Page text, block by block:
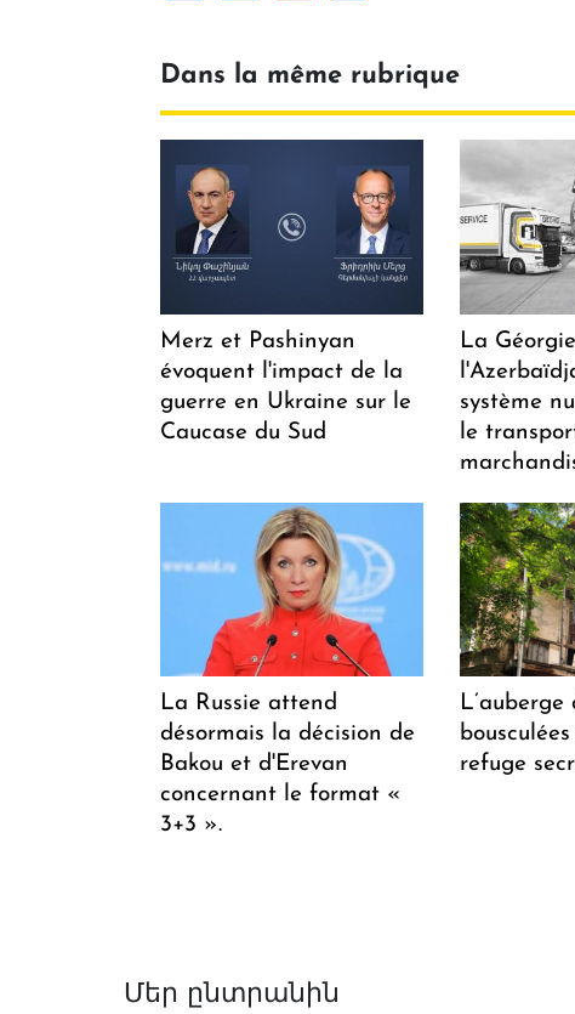
Dans la même rubrique
Merz et Pashinyan
évoquent l'impact de la
guerre en Ukraine sur le
Caucase du Sud
La
système
le
La Russie attend
désormais la décision de
Bakou et d'Erevan
concernant le format «
3+3 ».
L’auberge
refuge
Մեր ընտրանին